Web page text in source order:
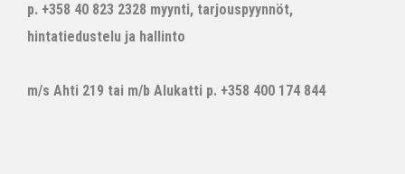
p. +358 40 823 2328 myynti, tarjouspyynnöt,
hintatiedustelu ja hallinto
m/s Ahti 219 tai m/b Alukatti p. +358 400 174 844